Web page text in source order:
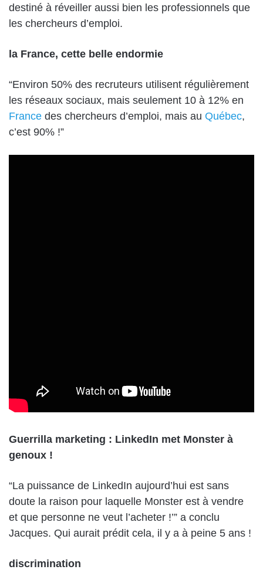
destiné à réveiller aussi bien les professionnels que
les chercheurs d’emploi.
la France, cette belle endormie
“Environ 50% des recruteurs utilisent régulièrement
les réseaux sociaux, mais seulement 10 à 12% en
France des chercheurs d’emploi, mais au Québec,
c’est 90% !”
Guerrilla marketing : LinkedIn met Monster à
genoux !
“La puissance de LinkedIn aujourd’hui est sans
doute la raison pour laquelle Monster est à vendre
et que personne ne veut l’acheter !’” a conclu
Jacques. Qui aurait prédit cela, il y a à peine 5 ans !
discrimination